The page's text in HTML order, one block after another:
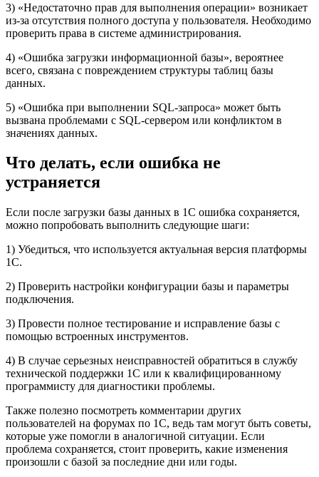
3) «Недостаточно прав для выполнения операции» возникает
из-за отсутствия полного доступа у пользователя. Необходимо
проверить права в системе администрирования.
4) «Ошибка загрузки информационной базы», вероятнее
всего, связана с повреждением структуры таблиц базы
данных.
5) «Ошибка при выполнении SQL-запроса» может быть
вызвана проблемами с SQL-сервером или конфликтом в
значениях данных.
Что делать, если ошибка не
устраняется
Если после загрузки базы данных в 1С ошибка сохраняется,
можно попробовать выполнить следующие шаги:
1) Убедиться, что используется актуальная версия платформы
1С.
2) Проверить настройки конфигурации базы и параметры
подключения.
3) Провести полное тестирование и исправление базы с
помощью встроенных инструментов.
4) В случае серьезных неисправностей обратиться в службу
технической поддержки 1С или к квалифицированному
программисту для диагностики проблемы.
Также полезно посмотреть комментарии других
пользователей на форумах по 1С, ведь там могут быть советы,
которые уже помогли в аналогичной ситуации. Если
проблема сохраняется, стоит проверить, какие изменения
произошли с базой за последние дни или годы.